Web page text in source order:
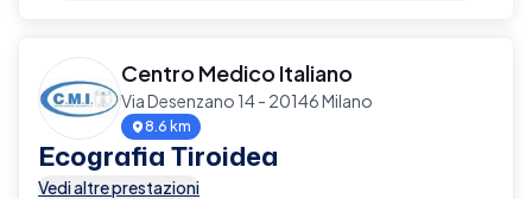
Centro Medico Italiano
Via Desenzano 14 - 20146 Milano
8.6 km
Ecografia Tiroidea
Vedi altre prestazioni